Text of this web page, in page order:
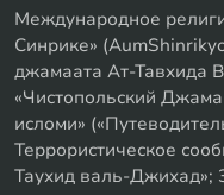
Международное
Синрике»
джамаата Ат-Тавхида
«Чистопольский
исломи»
Террористическое
Таухид валь-Джихад»;